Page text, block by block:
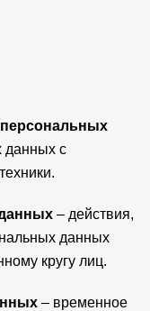
данных с
– действия,
данных
кругу лиц.
– временное